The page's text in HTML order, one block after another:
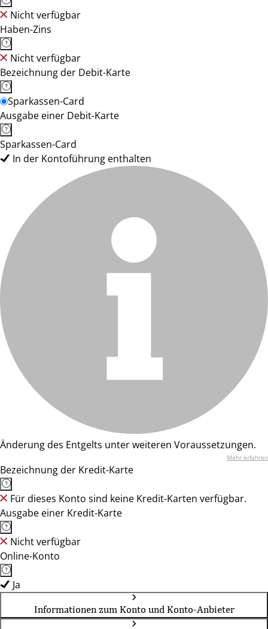
Nicht verfügbar
Haben-Zins
Nicht verfügbar
Bezeichnung der Debit-Karte
Sparkassen-Card
Ausgabe einer Debit-Karte
Sparkassen-Card
In der Kontoführung enthalten
Änderung des Entgelts unter weiteren Voraussetzungen.
Mehr erfahren
Bezeichnung der Kredit-Karte
Für dieses Konto sind keine Kredit-Karten verfügbar.
Ausgabe einer Kredit-Karte
Nicht verfügbar
Online-Konto
Ja
Informationen zum Konto und Konto-Anbieter